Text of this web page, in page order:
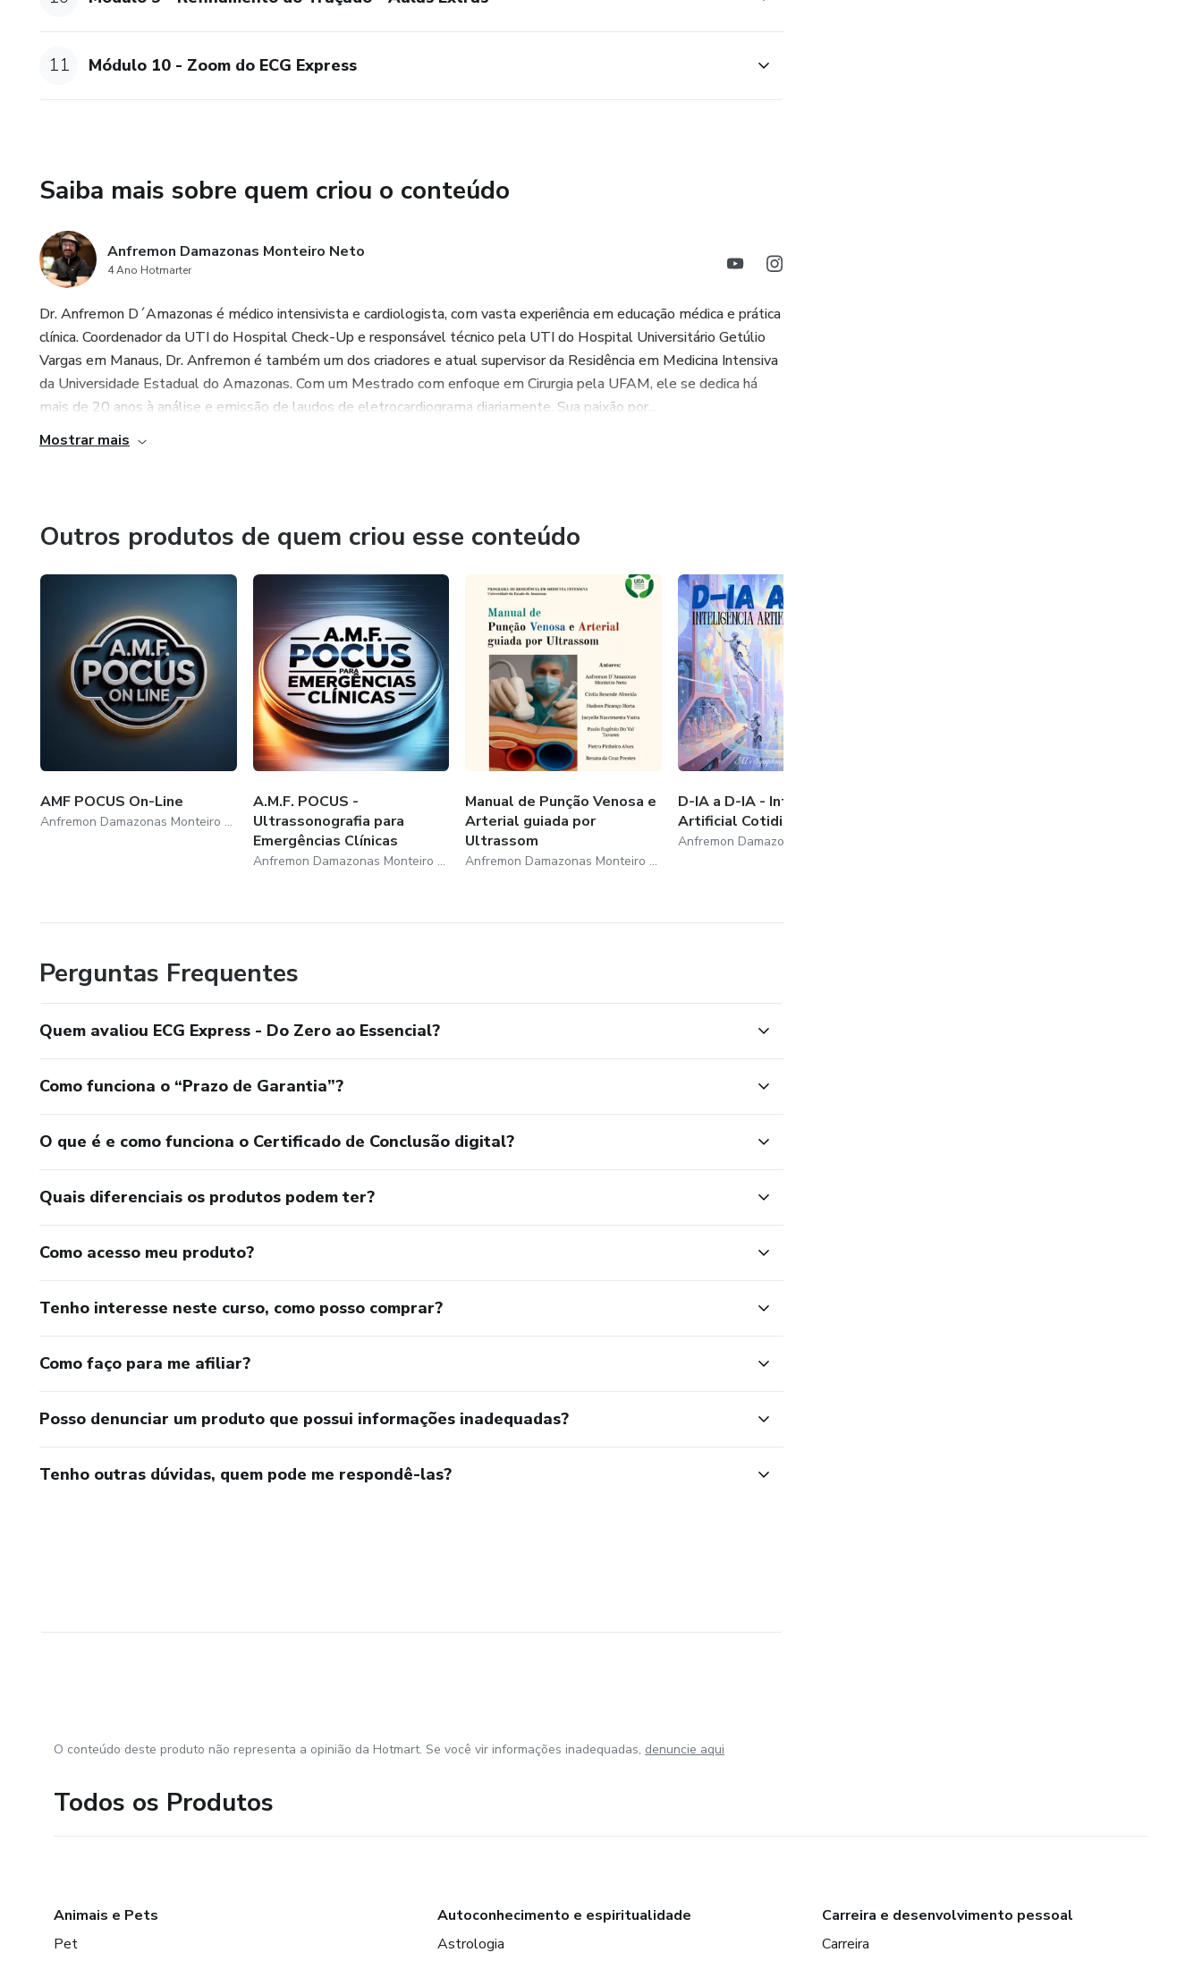
11 Módulo 10 - Zoom do ECG Express
Saiba mais sobre quem criou o conteúdo
Anfremon Damazonas Monteiro Neto
4 Ano Hotmarter
Dr. Anfremon D´Amazonas é médico intensivista e cardiologista, com vasta experiência em educação médica e prática
clínica. Coordenador da UTI do Hospital Check-Up e responsável técnico pela UTI do Hospital Universitário Getúlio
Vargas em Manaus, Dr. Anfremon é também um dos criadores e atual supervisor da Residência em Medicina Intensiva
da Universidade Estadual do Amazonas. Com um Mestrado com enfoque em Cirurgia pela UFAM, ele se dedica há
mais de 20 anos à análise e emissão de laudos de eletrocardiograma diariamente. Sua paixão por...
Mostrar mais
Outros produtos de quem criou esse conteúdo
AMF POCUS On-Line
Anfremon Damazonas Monteiro Neto
A.M.F. POCUS -
Ultrassonografia para
Emergências Clínicas
Anfremon Damazonas Monteiro Neto
Manual de Punção Venosa e
Arterial guiada por
Ultrassom
Anfremon Damazonas Monteiro Neto
D-IA a D-IA - Inteligência
Artificial Cotidiana
Perguntas Frequentes
Quem avaliou ECG Express - Do Zero ao Essencial?
Como funciona o “Prazo de Garantia”?
O que é e como funciona o Certificado de Conclusão digital?
Quais diferenciais os produtos podem ter?
Como acesso meu produto?
Tenho interesse neste curso, como posso comprar?
Como faço para me afiliar?
Posso denunciar um produto que possui informações inadequadas?
Tenho outras dúvidas, quem pode me respondê-las?
O conteúdo deste produto não representa a opinião da Hotmart. Se você vir informações inadequadas, denuncie aqui
Todos os Produtos
Animais e Pets
Pet
Autoconhecimento e espiritualidade
Astrologia
Carreira e desenvolvimento pessoal
Carreira